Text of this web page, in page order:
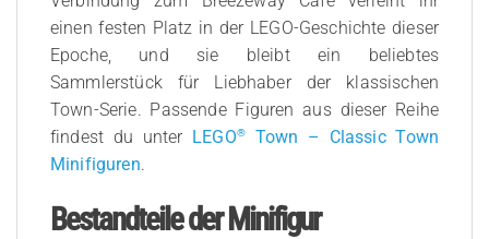
einen festen Platz in der LEGO-Geschichte dieser
Epoche, und sie bleibt ein beliebtes
Sammlerstück für Liebhaber der klassischen
Town-Serie. Passende Figuren aus dieser Reihe
findest du unter LEGO®Town – Classic Town
Minifiguren.
Bestandteile der Minifigur